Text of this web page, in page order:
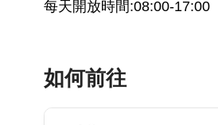
每天開放時間:08:00-17:00
如何前往